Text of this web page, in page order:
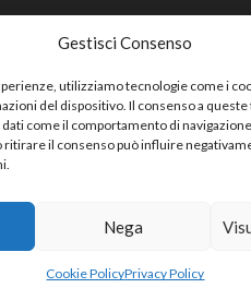
Gestisci Consenso
utilizziamo tecnologie come i
del dispositivo. Il consenso a
come il comportamento di
ritirare il consenso può influire
Nega
Cookie PolicyPrivacy Policy